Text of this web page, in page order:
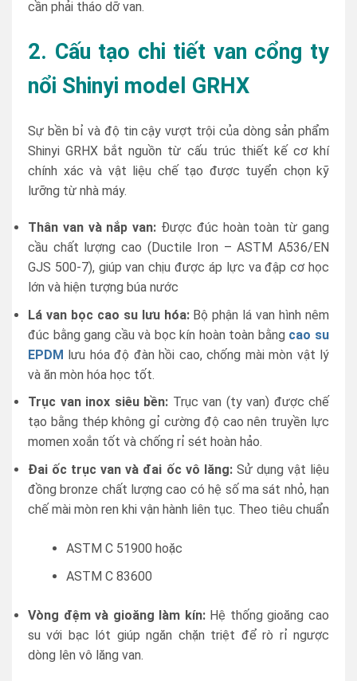
cần phải tháo dỡ van.
2. Cấu tạo chi tiết van cổng ty
nổi Shinyi model GRHX
Sự bền bỉ và độ tin cậy vượt trội của dòng sản phẩm
Shinyi GRHX bắt nguồn từ cấu trúc thiết kế cơ khí
chính xác và vật liệu chế tạo được tuyển chọn kỹ
lưỡng từ nhà máy.
Thân van và nắp van: Được đúc hoàn toàn từ gang
cầu chất lượng cao (Ductile Iron – ASTM A536/EN
GJS 500-7), giúp van chịu được áp lực va đập cơ học
lớn và hiện tượng búa nước
Lá van bọc cao su lưu hóa:Bộ phận lá van hình nêm
đúc bằng gang cầu và bọc kín hoàn toàn bằng cao su
EPDM lưu hóa độ đàn hồi cao, chống mài mòn vật lý
và ăn mòn hóa học tốt.
Trục van inox siêu bền: Trục van (ty van) được chế
tạo bằng thép không gỉ cường độ cao nên truyền lực
momen xoắn tốt và chống rỉ sét hoàn hảo.
Đai ốc trục van và đai ốc vô lăng:Sử dụng vật liệu
đồng bronze chất lượng cao có hệ số ma sát nhỏ, hạn
chế mài mòn ren khi vận hành liên tục. Theo tiêu chuẩn
ASTM C 51900 hoặc
ASTM C 83600
Vòng đệm và gioăng làm kín:Hệ thống gioăng cao
su với bạc lót giúp ngăn chặn triệt để rò rỉ ngược
dòng lên vô lăng van.